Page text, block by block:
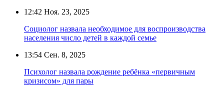
12:42 Ноя. 23, 2025
Социолог назвала необходимое для воспроизводства
населения число детей в каждой семье
13:54 Сен. 8, 2025
Психолог назвала рождение ребёнка «первичным
кризисом» для пары